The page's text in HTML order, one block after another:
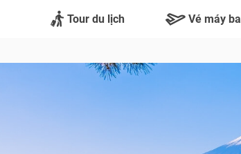
Tour du lịch Vé máy